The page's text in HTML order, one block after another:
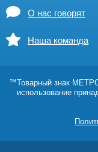
О нас говорят
Наша команда
™Товарный знак
использование